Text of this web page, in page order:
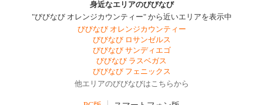
身近なエリアのびびなび
"びびなび オレンジカウンティー" から近いエリアを表示中
びびなび オレンジカウンティー
びびなび ロサンゼルス
びびなび サンディエゴ
びびなび ラスベガス
びびなび フェニックス
他エリアのびびなびはこちらから